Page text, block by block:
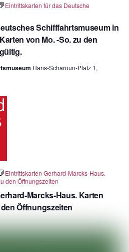
Schifffahrtsmuseum in
von Mo. -So. zu den
Eintrittskarten für das Deutsche
Hans-Scharoun-Platz 1,
Marcks-Haus. Karten
Öffnungszeiten
Eintrittskarten Gerhard-Marcks-Haus.
den Öffnungszeiten